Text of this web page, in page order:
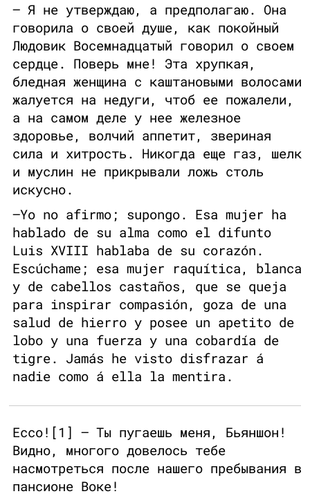
— Я не утверждаю, а предполагаю. Она
говорила о своей душе, как покойный
Людовик Восемнадцатый говорил о своем
сердце. Поверь мне! Эта хрупкая,
бледная женщина с каштановыми волосами
жалуется на недуги, чтоб ее пожалели,
а на самом деле у нее железное
здоровье, волчий аппетит, звериная
сила и хитрость. Никогда еще газ, шелк
и муслин не прикрывали ложь столь
искусно.
—Yo no afirmo; supongo. Esa mujer ha
hablado de su alma como el difunto
Luis XVIII hablaba de su corazón.
Escúchame; esa mujer raquítica, blanca
y de cabellos castaños, que se queja
para inspirar compasión, goza de una
salud de hierro y posee un apetito de
lobo y una fuerza y una cobardía de
tigre. Jamás he visto disfrazar á
nadie como á ella la mentira.
Ессо![1] — Ты пугаешь меня, Бьяншон!
Видно, многого довелось тебе
насмотреться после нашего пребывания в
пансионе Воке!